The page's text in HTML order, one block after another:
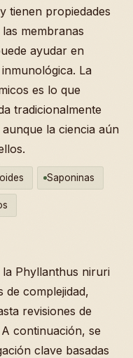
tienen propiedades
membranas
ayudar en
La
es lo que
tradicionalmente
la ciencia aún
Saponinas
la Phyllanthus niruri
de complejidad,
revisiones de
continuación, se
clave basadas